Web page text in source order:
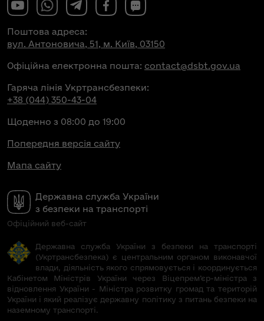
Державна служба України
з безпеки на транспорті
Офіційний веб-сайт
Поштова адреса:
вул. Антоновича, 51, м. Київ, 03150
Офіційна електронна пошта: contact@dsbt.gov.ua
Гаряча лінія Укртрансбезпеки:
+38 (044) 350-43-04
Щоденно з 08:00 до 19:00
Попередня версія сайту
Мапа сайту
Державна служба України з безпеки на транспорті
(Укртрансбезпека) є центральним органом виконавчої
влади, діяльність якого спрямовується і координується
Кабінетом Міністрів України через Віцепрем’єр-міністра з
відновлення України - Міністра розвитку громад та територій
України і який реалізує державну політику з питань безпеки на
наземному транспорті.